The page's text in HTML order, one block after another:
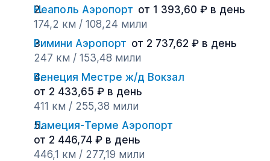
Неаполь Аэропорт от 1 393,60 ₽ в день
174,2 км / 108,24 мили
Римини Аэропорт от 2 737,62 ₽ в день
247 км / 153,48 мили
Венеция Местре ж/д Вокзал
от 2 433,65 ₽ в день
411 км / 255,38 мили
Ламеция-Терме Аэропорт
от 2 446,74 ₽ в день
446,1 км / 277,19 мили